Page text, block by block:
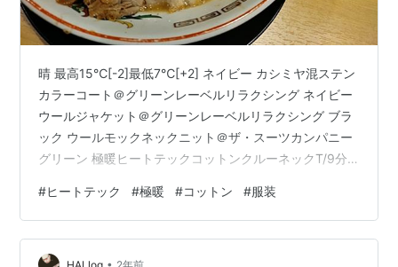
晴 最高15℃[-2]最低7℃[+2] ネイビー カシミヤ混ステン
カラーコート＠グリーンレーベルリラクシング ネイビー
ウールジャケット＠グリーンレーベルリラクシング ブラ
ック ウールモックネックニット＠ザ・スーツカンパニー
グリーン 極暖ヒートテックコットンクルーネックT/9分
ブラック スニーカー＠ジャーマントレーナー 例年に比べ
ると、暖かいらしい。それでも朝晩は寒いので、極暖ヒ
ートテックを着用している。こちらは、『肌面にコット
#ヒートテック #極暖 #コットン #服装
•